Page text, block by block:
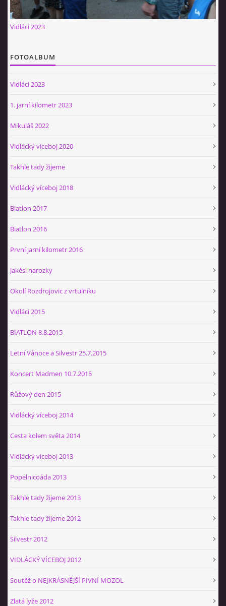
Vidláci 2023
FOTOALBUM
Vidláci 2023
1. jarní kilometr 2023
Mikuláš 2022
Vidlácký víceboj 2020
Takhle tady žijeme
Vidlácký víceboj 2018
Biatlon 2017
Biatlon 2016
První jarní kilometr 2016
Jakési narozky
Okolí Rozdrojovic z vrtulníku
Vidláci 2015
BIATLON 8.8.2015
Letní Vánoce a Silvestr 25.7.2015
Koncert Madmen 10.7.2015
Růžový den 2015
Vidlácký víceboj 2014
Cesta kolem světa 2014
Vidlácký víceboj 2013
Popelnicoáda 2013
Takhle tady žijeme 2013
Takhle tady žijeme 2012
Silvestr 2012
VIDLÁCKÝ VÍCEBOJ 2012
Soutěž o NEJKRÁSNĚJŠÍ PIVNÍ MOZOL
Zlatá lyže 2012